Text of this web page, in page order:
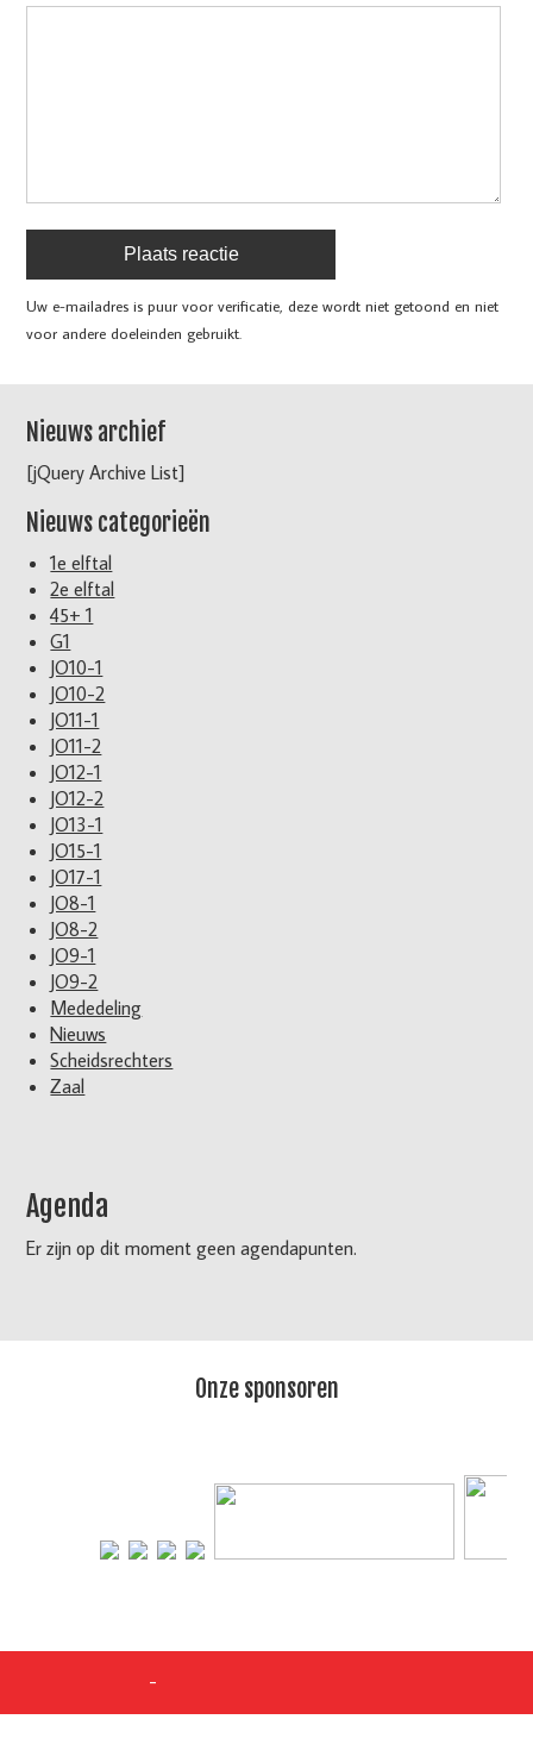
Uw e-mailadres is puur voor verificatie, deze wordt niet getoond en niet
voor andere doeleinden gebruikt.
Nieuws archief
[jQuery Archive List]
Nieuws categorieën
1e elftal
2e elftal
45+ 1
G1
JO10-1
JO10-2
JO11-1
JO11-2
JO12-1
JO12-2
JO13-1
JO15-1
JO17-1
JO8-1
JO8-2
JO9-1
JO9-2
Mededeling
Nieuws
Scheidsrechters
Zaal
Agenda
Er zijn op dit moment geen agendapunten.
Onze sponsoren
-